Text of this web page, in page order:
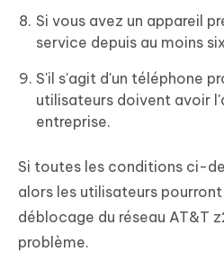
Si vous avez un appareil
service depuis au moins
S'il s'agit d'un téléphone
utilisateurs doivent avoir
entreprise.
Si toutes les conditions ci-
alors les utilisateurs
déblocage du réseau AT&T
problème.